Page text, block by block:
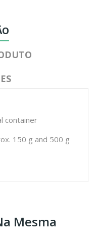
container
150 g and 500 g
Mesma